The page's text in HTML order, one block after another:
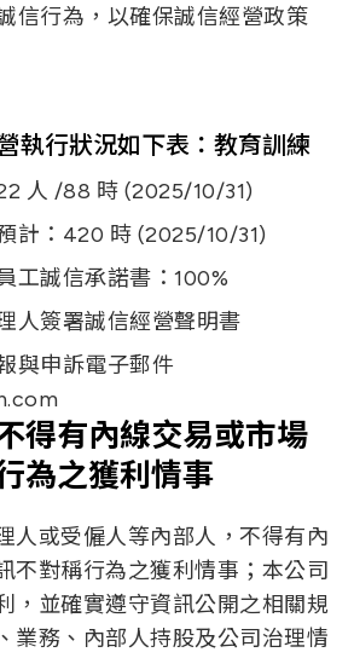
信行為，以確保誠信經營政策
執行狀況如下表：教育訓練
人 /88 時 (2025/10/31)
計：420 時 (2025/10/31)
工誠信承諾書：100%
人簽署誠信經營聲明書
與申訴電子郵件
得有內線交易或市場
為之獲利情事
人或受僱人等內部人，不得有內
不對稱行為之獲利情事；本公司
，並確實遵守資訊公開之相關規
業務、內部人持股及公司治理情